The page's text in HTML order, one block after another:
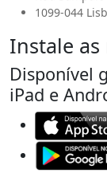
1099-044
Instale as
Disponível
iPad e